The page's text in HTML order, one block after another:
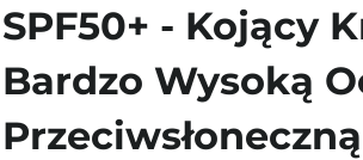
SPF50+ - Kojący
Bardzo Wysoką